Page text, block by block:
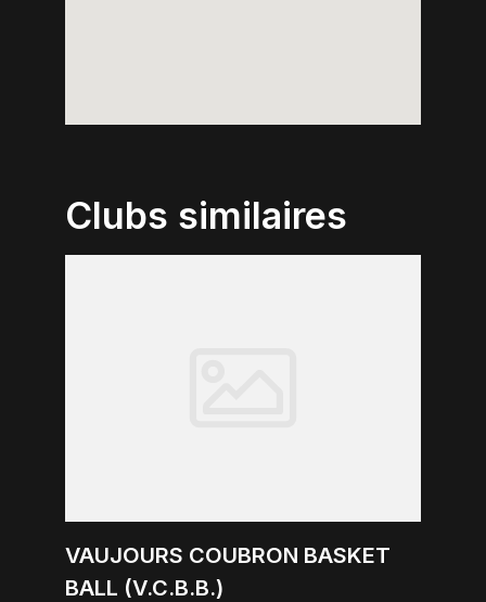
Clubs similaires
VAUJOURS COUBRON BASKET
BALL (V.C.B.B.)